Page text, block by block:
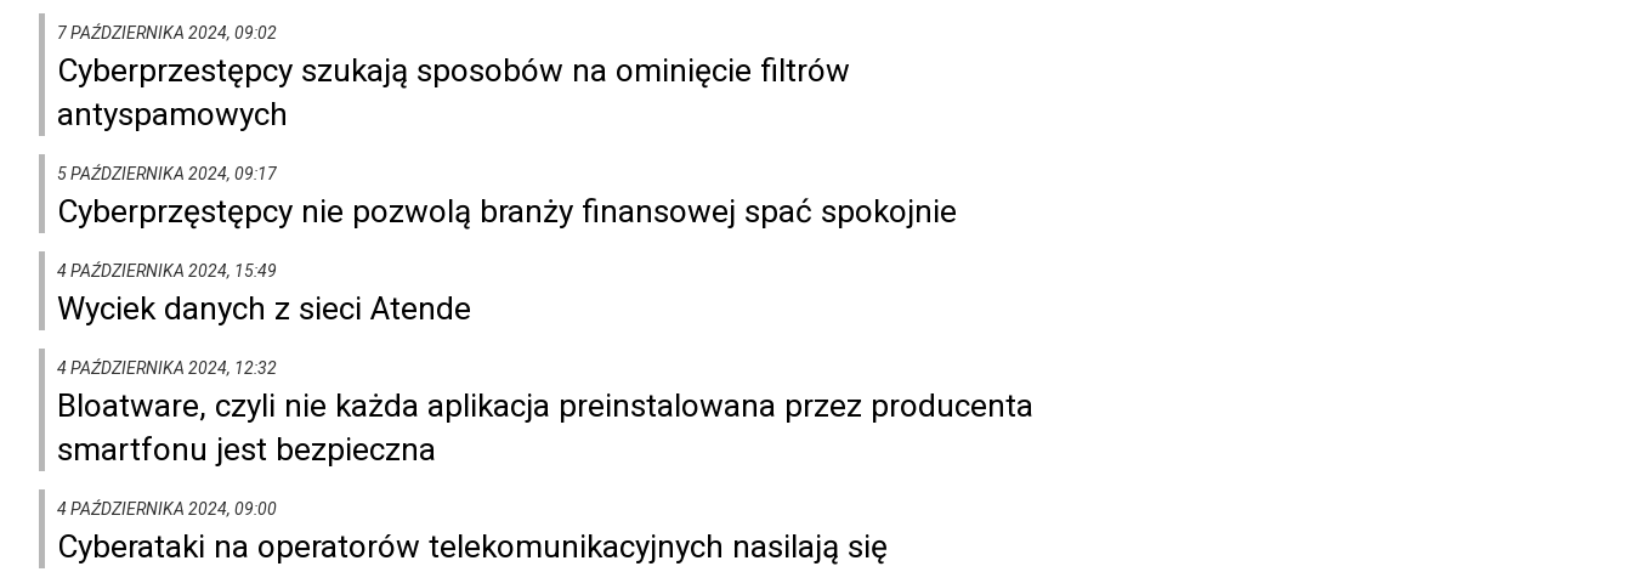
7 PAŹDZIERNIKA 2024, 09:02
Cyberprzestępcy szukają sposobów na ominięcie filtrów
antyspamowych
5 PAŹDZIERNIKA 2024, 09:17
Cyberprzęstępcy nie pozwolą branży finansowej spać spokojnie
4 PAŹDZIERNIKA 2024, 15:49
Wyciek danych z sieci Atende
4 PAŹDZIERNIKA 2024, 12:32
Bloatware, czyli nie każda aplikacja preinstalowana przez producenta
smartfonu jest bezpieczna
4 PAŹDZIERNIKA 2024, 09:00
Cyberataki na operatorów telekomunikacyjnych nasilają się